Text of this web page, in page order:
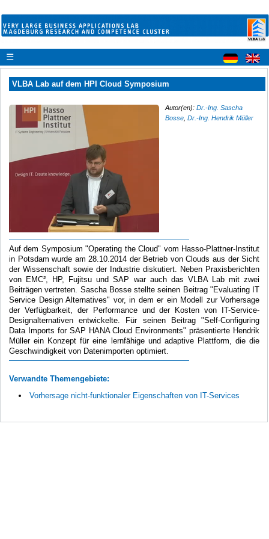
☰
VLBA Lab auf dem HPI Cloud Symposium
Autor(en): Dr.-Ing. Sascha
Bosse Dr.-Ing. Hendrik Müller
Auf dem Symposium "Operating the Cloud" vom Hasso-Plattner-Institut
in Potsdam wurde am 28.10.2014 der Betrieb von Clouds aus der Sicht
der Wissenschaft sowie der Industrie diskutiert. Neben Praxisberichten
von EMC², HP, Fujitsu und SAP war auch das VLBA Lab mit zwei
Beiträgen vertreten. Sascha Bosse stellte seinen Beitrag "Evaluating IT
Service Design Alternatives" vor, in dem er ein Modell zur Vorhersage
der Verfügbarkeit, der Performance und der Kosten von IT-Service-
Designalternativen entwickelte. Für seinen Beitrag "Self-Configuring
Data Imports for SAP HANA Cloud Environments" präsentierte Hendrik
Müller ein Konzept für eine lernfähige und adaptive Plattform, die die
Geschwindigkeit von Datenimporten optimiert.
Verwandte Themengebiete:
Vorhersage nicht-funktionaler Eigenschaften von IT-Services